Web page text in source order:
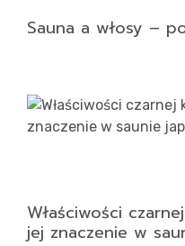
Sauna a włosy –
Właściwości
jej znaczenie w